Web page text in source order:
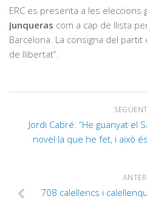
ERC es presenta a les eleccions
Junqueras com a cap de llista
Barcelona. La consigna del partit
de llibertat”.
SEGÜENT
Jordi Cabré: “He guanyat el
novel·la que he fet, i això
708 calellencs i